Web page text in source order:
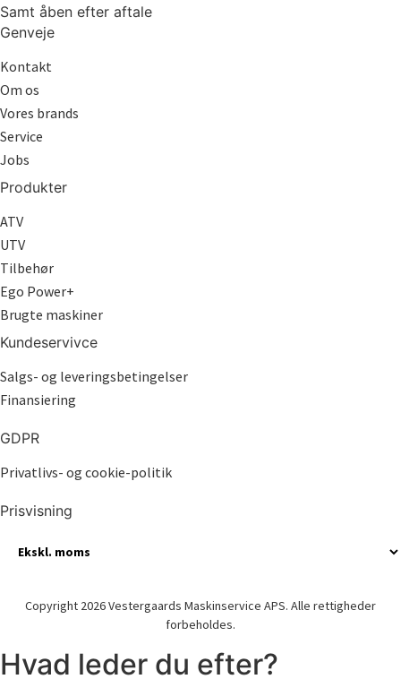
Samt åben efter aftale
Genveje
Kontakt
Om os
Vores brands
Service
Jobs
Produkter
ATV
UTV
Tilbehør
Ego Power+
Brugte maskiner
Kundeservivce
Salgs- og leveringsbetingelser
Finansiering
GDPR
Privatlivs- og cookie-politik
Prisvisning
Copyright 2026 Vestergaards Maskinservice APS. Alle rettigheder
forbeholdes.
Hvad leder du efter?